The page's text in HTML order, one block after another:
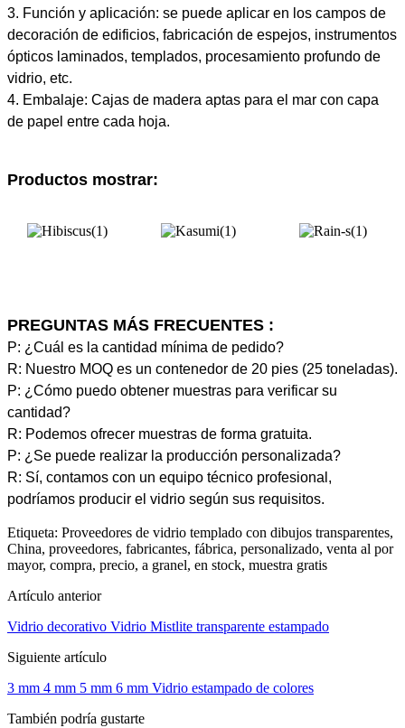
3. Función y aplicación: se puede aplicar en los campos de
decoración de edificios, fabricación de espejos, instrumentos
ópticos laminados, templados, procesamiento profundo de
vidrio, etc.
4. Embalaje: Cajas de madera aptas para el mar con capa
de papel entre cada hoja.
Productos mostrar:
PREGUNTAS MÁS FRECUENTES :
P: ¿Cuál es la cantidad mínima de pedido?
R: Nuestro MOQ es un contenedor de 20 pies (25 toneladas).
P: ¿Cómo puedo obtener muestras para verificar su
cantidad?
R: Podemos ofrecer muestras de forma gratuita.
P: ¿Se puede realizar la producción personalizada?
R: Sí, contamos con un equipo técnico profesional,
podríamos producir el vidrio según sus requisitos.
Etiqueta: Proveedores de vidrio templado con dibujos transparentes,
China, proveedores, fabricantes, fábrica, personalizado, venta al por
mayor, compra, precio, a granel, en stock, muestra gratis
Artículo anterior
Vidrio decorativo Vidrio Mistlite transparente estampado
Siguiente artículo
3 mm 4 mm 5 mm 6 mm Vidrio estampado de colores
También podría gustarte